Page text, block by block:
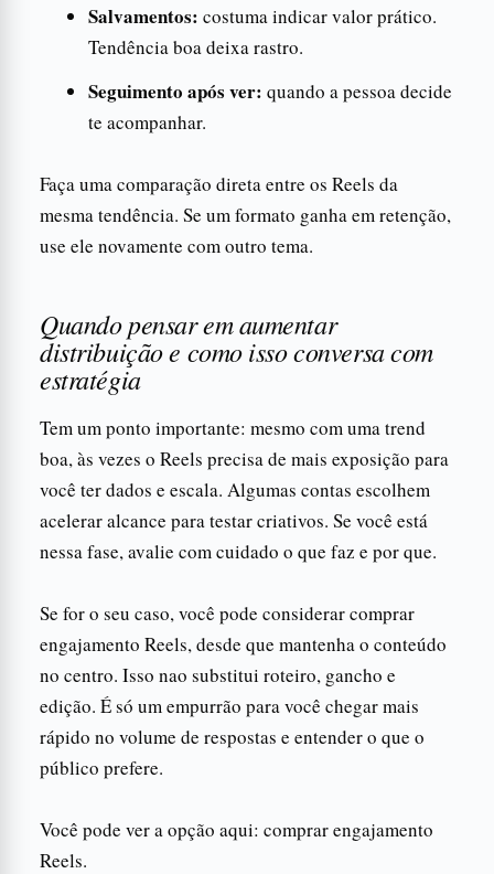
Salvamentos: costuma indicar valor prático.
Tendência boa deixa rastro.
Seguimento após ver: quando a pessoa decide
te acompanhar.
Faça uma comparação direta entre os Reels da
mesma tendência. Se um formato ganha em retenção,
use ele novamente com outro tema.
Quando pensar em aumentar
distribuição e como isso conversa com
estratégia
Tem um ponto importante: mesmo com uma trend
boa, às vezes o Reels precisa de mais exposição para
você ter dados e escala. Algumas contas escolhem
acelerar alcance para testar criativos. Se você está
nessa fase, avalie com cuidado o que faz e por que.
Se for o seu caso, você pode considerar comprar
engajamento Reels, desde que mantenha o conteúdo
no centro. Isso nao substitui roteiro, gancho e
edição. É só um empurrão para você chegar mais
rápido no volume de respostas e entender o que o
público prefere.
Você pode ver a opção aqui: comprar engajamento
Reels.